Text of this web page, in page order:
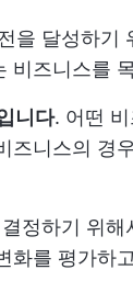
을 달성하기
비즈니스를
니다. 어떤
니스의 경
정하기 위
를 평가하